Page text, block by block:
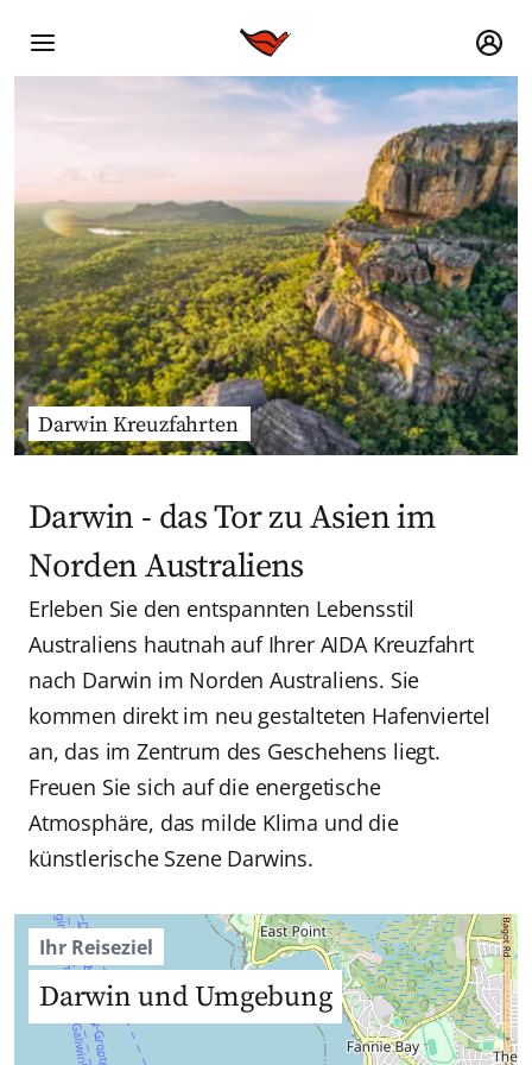
Darwin Kreuzfahrten
Darwin - das Tor zu Asien im
Norden Australiens
Erleben Sie den entspannten Lebensstil
Australiens hautnah auf Ihrer AIDA Kreuzfahrt
nach Darwin im Norden Australiens. Sie
kommen direkt im neu gestalteten Hafenviertel
an, das im Zentrum des Geschehens liegt.
Freuen Sie sich auf die energetische
Atmosphäre, das milde Klima und die
künstlerische Szene Darwins.
Ihr Reiseziel
Darwin und Umgebung